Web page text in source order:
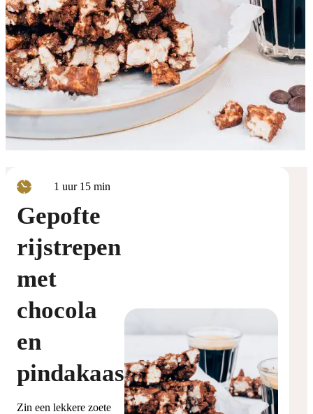
1 uur
uur 15minuten
min
Gepofte
rijstrepen
met
chocola
en
pindakaas
Zin een lekkere zoete